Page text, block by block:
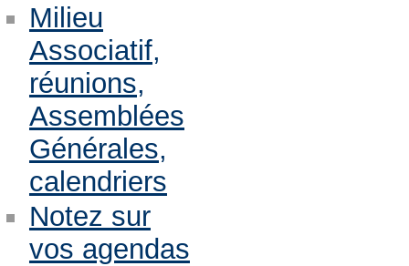
Milieu
Associatif,
réunions,
Assemblées
Générales,
calendriers
Notez sur
vos agendas